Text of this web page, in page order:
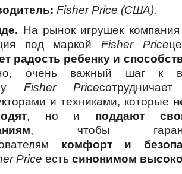
Fisher Price (США).
На рынок игрушек
под маркойFisher Price
радость ребенку и
очень важный шаг к
Fisher Price
и техниками, которые
, но и поддают
, чтобы
комфорт и
Price есть синонимом